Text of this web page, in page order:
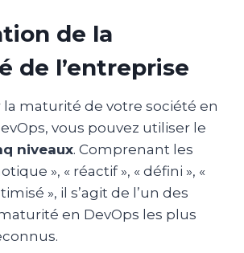
de la
de l’entreprise
maturité de votre société en
vous pouvez utiliser le
niveaux. Comprenant les
», « réactif », « défini », «
», il s’agit de l’un des
en DevOps les plus